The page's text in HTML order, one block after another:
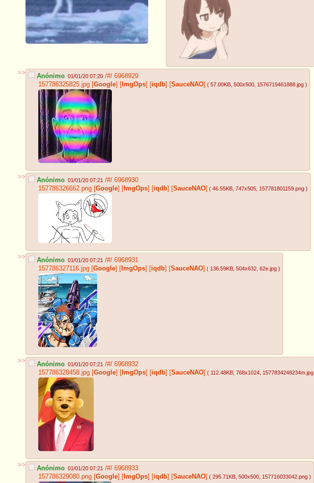
>> Anónimo 01/01/20 07:20 /#/ 6968929
157786325825.jpg [Google] [ ImgOps] [iqdb] [SauceNAO] ( 57.00KB , 500x500 , 1576719461888.jpg )
>> Anónimo 01/01/20 07:21 /#/ 6968930
157786326662.png [Google] [ ImgOps] [iqdb] [SauceNAO] ( 46.55KB , 747x505 , 157781801159.png )
>> Anónimo 01/01/20 07:21 /#/ 6968931
157786327116.jpg [Google] [ ImgOps] [iqdb] [SauceNAO] ( 136.59KB , 504x632 , 62e.jpg )
>> Anónimo 01/01/20 07:21 /#/ 6968932
157786328458.jpg [Google] [ ImgOps] [iqdb] [SauceNAO] ( 112.48KB , 768x1024 , 1577834248234m.jpg
>> Anónimo 01/01/20 07:21 /#/ 6968933
157786329080.png [Google] [ ImgOps] [iqdb] [SauceNAO] ( 295.71KB , 500x500 , 157716033042.png )